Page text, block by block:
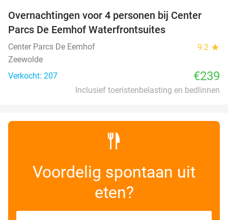
Overnachtingen voor 4 personen bij Center
Parcs De Eemhof Waterfrontsuites
Center Parcs De Eemhof 9.2 star
Zeewolde
Verkocht: 207
€239
Inclusief toeristenbelasting en bedlinnen
Voordelig spontaan uit
eten?